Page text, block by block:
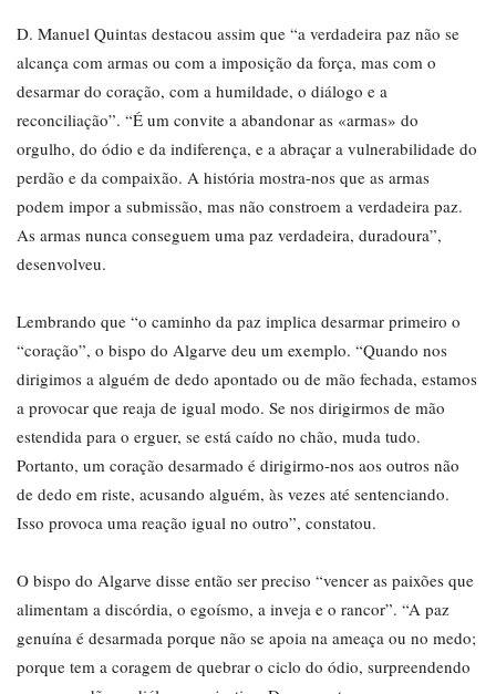
D. Manuel Quintas destacou assim que “a verdadeira paz não se
alcança com armas ou com a imposição da força, mas com o
desarmar do coração, com a humildade, o diálogo e a
reconciliação”. “É um convite a abandonar as «armas» do
orgulho, do ódio e da indiferença, e a abraçar a vulnerabilidade do
perdão e da compaixão. A história mostra-nos que as armas
podem impor a submissão, mas não constroem a verdadeira paz.
As armas nunca conseguem uma paz verdadeira, duradoura”,
desenvolveu.
Lembrando que “o caminho da paz implica desarmar primeiro o
“coração”, o bispo do Algarve deu um exemplo. “Quando nos
dirigimos a alguém de dedo apontado ou de mão fechada, estamos
a provocar que reaja de igual modo. Se nos dirigirmos de mão
estendida para o erguer, se está caído no chão, muda tudo.
Portanto, um coração desarmado é dirigirmo-nos aos outros não
de dedo em riste, acusando alguém, às vezes até sentenciando.
Isso provoca uma reação igual no outro”, constatou.
O bispo do Algarve disse então ser preciso “vencer as paixões que
alimentam a discórdia, o egoísmo, a inveja e o rancor”. “A paz
genuína é desarmada porque não se apoia na ameaça ou no medo;
porque tem a coragem de quebrar o ciclo do ódio, surpreendendo